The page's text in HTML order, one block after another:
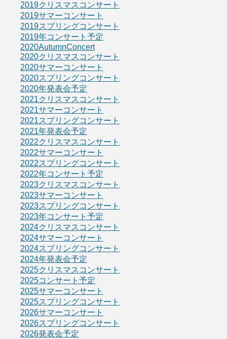
2019クリスマスコンサート
2019サマーコンサート
2019スプリングコンサート
2019年コンサート予定
2020AutumnConcert
2020クリスマスコンサート
2020サマーコンサート
2020スプリングコンサート
2020年発表会予定
2021クリスマスコンサート
2021サマーコンサート
2021スプリングコンサート
2021年発表会予定
2022クリスマスコンサート
2022サマーコンサート
2022スプリングコンサート
2022年コンサート予定
2023クリスマスコンサート
2023サマーコンサート
2023スプリングコンサート
2023年コンサート予定
2024クリスマスコンサート
2024サマーコンサート
2024スプリングコンサート
2024年発表会予定
2025クリスマスコンサート
2025コンサート予定
2025サマーコンサート
2025スプリングコンサート
2026サマーコンサート
2026スプリングコンサート
2026発表会予定